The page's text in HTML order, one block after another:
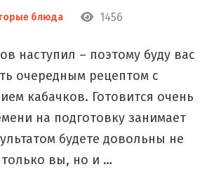
блюда 1456
наступил – поэтому буду вас
очередным рецептом с
кабачков. Готовится очень
на подготовку занимает
будете довольны не
только вы, но и …